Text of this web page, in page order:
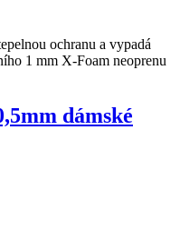
ochranu a vypadá
1 mm X-Foam neoprenu